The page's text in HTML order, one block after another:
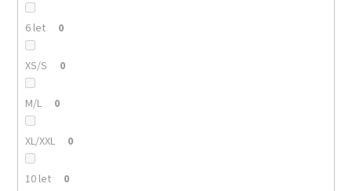
6 let 0
XS/S 0
M/L 0
XL/XXL 0
10 let 0